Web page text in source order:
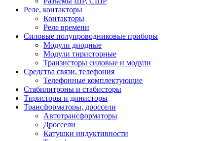
Реле, контакторы
Контакторы
Реле времени
Силовые полупроводниковые приборы
Модули диодные
Модули тиристорные
Транзисторы силовые и модули
Средства связи, телефония
Телефонные комплектующие
Стабилитроны и стабисторы
Тиристоры и динисторы
Трансформаторы, дроссели
Автотрансформаторы
Дроссели
Катушки индуктивности